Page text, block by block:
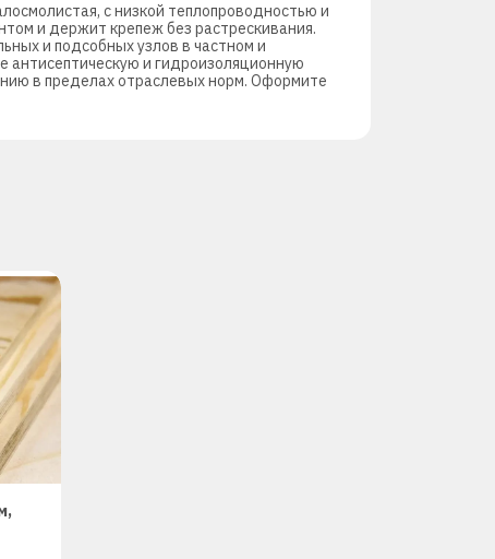
с низкой теплопроводностью и
и держит крепеж без растрескивания.
и подсобных узлов в частном и
антисептическую и гидроизоляционную
в пределах отраслевых норм. Оформите